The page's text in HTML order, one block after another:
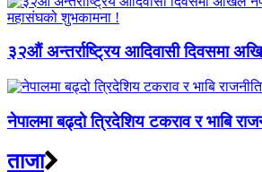
३२औं अन्तर्राष्ट्रिय आदिवासी दिवसमा
नेपालमा बढ्दो त्रिदेशिय टकराव र भाबि
ताजा